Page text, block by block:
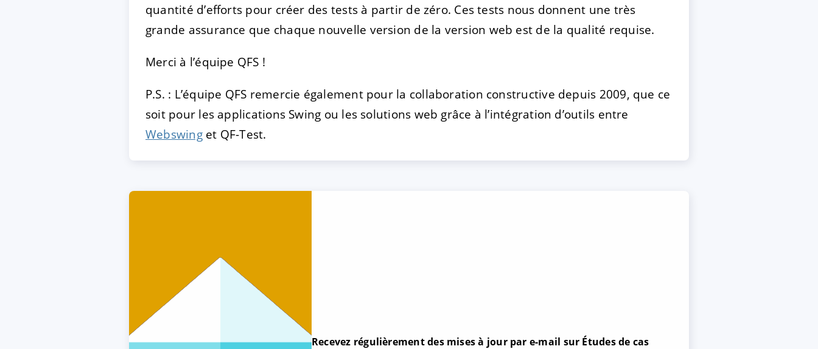
quantité d’efforts pour créer des tests à partir de zéro. Ces tests nous donnent une très
grande assurance que chaque nouvelle version de la version web est de la qualité requise.
Merci à l’équipe QFS !
P.S. : L’équipe QFS remercie également pour la collaboration constructive depuis 2009, que ce
soit pour les applications Swing ou les solutions web grâce à l’intégration d’outils entre
Webswinget QF-Test.
Recevez régulièrement des mises à jour par e-mail sur Études de cas